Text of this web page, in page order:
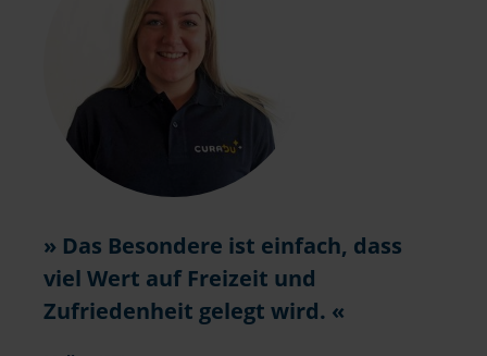
Das Besondere ist einfach, dass
viel Wert auf Freizeit und
Zufriedenheit gelegt wird.